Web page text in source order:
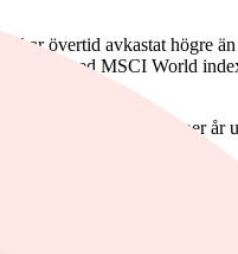
har övertid avkastat högre
med MSCI World
3,7 procentenheter per år
är en faktor som